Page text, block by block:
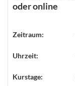
oder online
Zeitraum:
Uhrzeit:
Kurstage: